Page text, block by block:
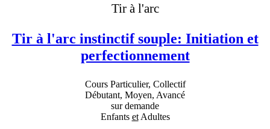
Tir à l'arc
Tir à l'arc instinctif souple: Initiation et
perfectionnement
Cours Particulier, Collectif
Débutant, Moyen, Avancé
sur demande
Enfants etAdultes